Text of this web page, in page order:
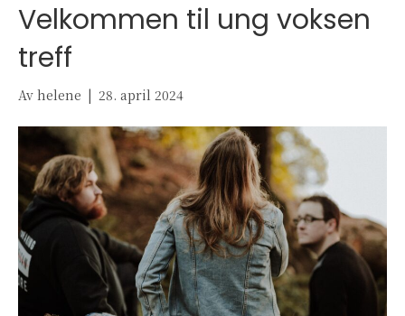
Velkommen til ung voksen
treff
Av helene | 28. april 2024